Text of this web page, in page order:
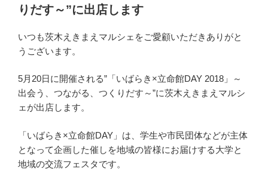
りだす～”に出店します
いつも茨木えきまえマルシェをご愛顧いただきありがと
うございます。
5月20日に開催される”「いばらき×立命館DAY 2018」～
出会う、つながる、つくりだす～”に茨木えきまえマルシ
ェが出店します。
「いばらき×立命館DAY」は、学生や市民団体などが主体
となって企画した催しを地域の皆様にお届けする大学と
地域の交流フェスタです。